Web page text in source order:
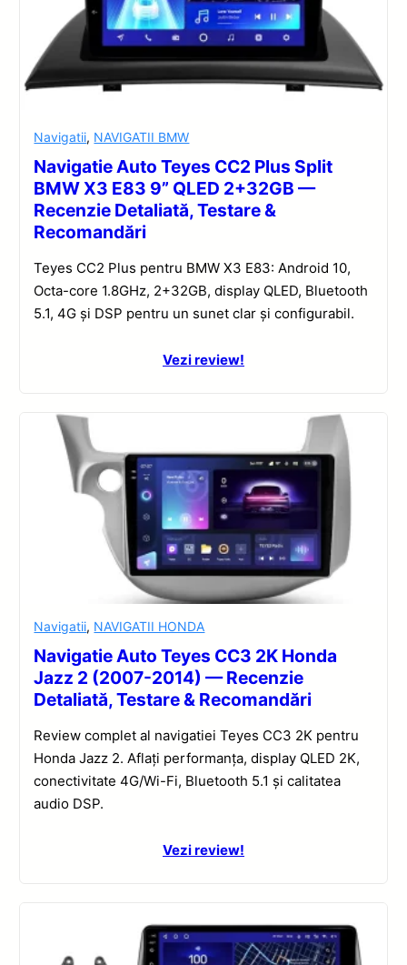
Navigatii, NAVIGATII BMW
Navigatie Auto Teyes CC2 Plus Split
BMW X3 E83 9” QLED 2+32GB —
Recenzie Detaliată, Testare &
Recomandări
Teyes CC2 Plus pentru BMW X3 E83: Android 10,
Octa-core 1.8GHz, 2+32GB, display QLED, Bluetooth
5.1, 4G și DSP pentru un sunet clar și configurabil.
Vezi review!
Navigatii, NAVIGATII HONDA
Navigatie Auto Teyes CC3 2K Honda
Jazz 2 (2007-2014) — Recenzie
Detaliată, Testare & Recomandări
Review complet al navigatiei Teyes CC3 2K pentru
Honda Jazz 2. Aflați performanța, display QLED 2K,
conectivitate 4G/Wi-Fi, Bluetooth 5.1 și calitatea
audio DSP.
Vezi review!